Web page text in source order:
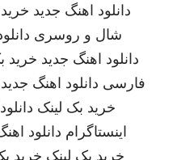
دانلود اهنگ جدید
شال و روسری
دانلود اهنگ جدید خرید
فارسی دانلود اهنگ جدید
خرید بک لینک
اینستاگرام دانلود
خرید بک لینک خرید